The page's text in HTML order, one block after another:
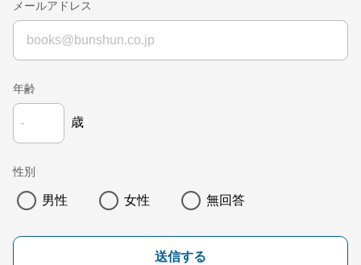
メールアドレス
年齢
歳
性別
男性 女性 無回答
送信する